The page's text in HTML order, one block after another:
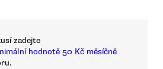
zadejte
hodnotě 50 Kč měsíčně